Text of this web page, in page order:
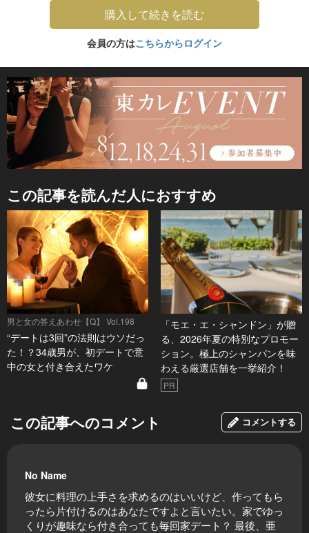
購入して続きを読む
会員の方はこちらからログイン
この記事を読んだ人におすすめ
男と女の答えあわせ【Q】 Vol.198
“デートは3回”の法則はウソだっ
た！？34歳男が、初デートで意
中の女と付き合えたワケ
「モエ・エ・シャンドン」が贈
る、2026年夏の特別なプロモー
ション。極上のシャンパンを味
わえる厳選店舗を一挙紹介！
PR
この記事へのコメント コメントする
No Name
彼女に料理の上手さを求めるのはいいけど、作ってもら
ったら片付けるのはあなたですよと言いたい。家でゆっ
くりが趣味なら付き合っても毎回家デート？ 最後、亜